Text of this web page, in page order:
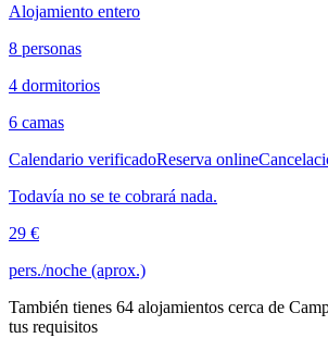
Alojamiento entero
8 personas
4 dormitorios
6 camas
Calendario verificadoReserva online
Todavía no se te cobrará nada.
29 €
pers./noche (aprox.)
También tienes 64 alojamientos cerca de
tus requisitos